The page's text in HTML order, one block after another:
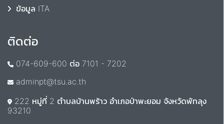
ข้อมูล ITA
ติดต่อ
074-609-600 ต่อ 7101 - 7202
adminpt@tsu.ac.th
222 หมู่ที่ 2 ตำบลบ้านพร้าว อำเภอป่าพะยอม จังหวัดพัทลุง
93210